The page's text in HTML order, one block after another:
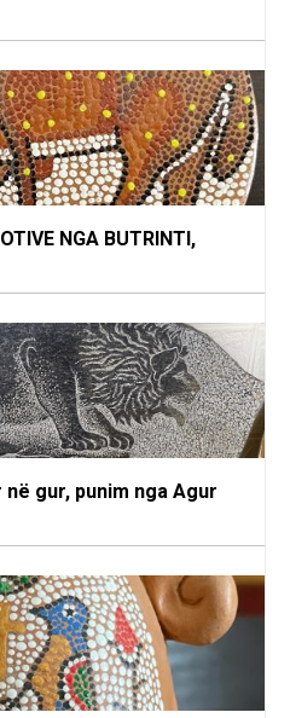
NGA BUTRINTI,
gur, punim nga Agur